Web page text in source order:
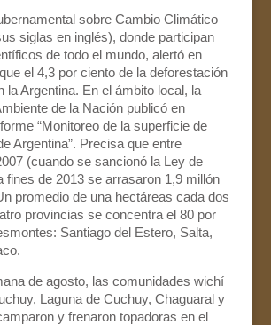
sobre Cambio Climático
siglas en inglés), donde participan
de todo el mundo, alertó en
el 4,3 por ciento de la deforestación
la Argentina. En el ámbito local, la
de la Nación publicó en
“Monitoreo de la superficie de
Argentina”. Precisa que entre
(cuando se sancionó la Ley de
fines de 2013 se arrasaron 1,9 millón
promedio de una hectáreas cada dos
provincias se concentra el 80 por
Santiago del Estero, Salta,
de agosto, las comunidades wichí
Laguna de Cuchuy, Chaguaral y
y frenaron topadoras en el